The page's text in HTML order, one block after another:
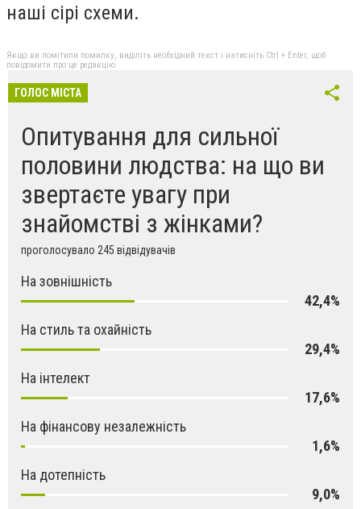
наші сірі схеми.
Якщо ви помітили помилку, виділіть необхідний текст і натисніть Ctrl + Enter, щоб
повідомити про це редакцію
ГОЛОС МІСТА
Опитування для сильної
половини людства: на що ви
звертаєте увагу при
знайомстві з жінками?
проголосувало 245 відвідувачів
На зовнішність
42,4%
На стиль та охайність
29,4%
На інтелект
17,6%
На фінансову незалежність
1,6%
На дотепність
9,0%